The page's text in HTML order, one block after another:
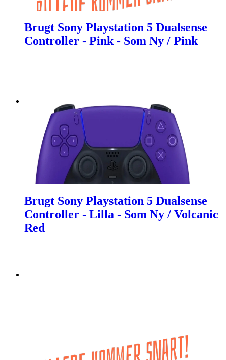
Brugt Sony Playstation 5 Dualsense
Controller - Pink - Som Ny / Pink
Brugt Sony Playstation 5 Dualsense
Controller - Lilla - Som Ny / Volcanic
Red